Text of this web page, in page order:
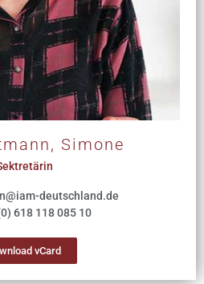
Simone
deutschland.de
618 118 085 10
vCard